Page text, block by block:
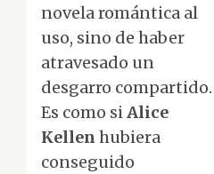
novela romántica al
uso, sino de haber
atravesado un
desgarro compartido.
Es como siAlice
Kellen hubiera
conseguido